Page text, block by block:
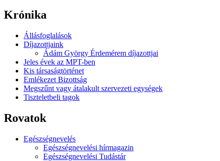
Krónika
Állásfoglalások
Díjazottjaink
Ádám György Érdemérem díjazottjai
Jeles évek az MPT-ben
Kis társaságtörténet
Emlékezet Bizottság
Megszűnt vagy átalakult szervezeti egységek
Tiszteletbeli tagok
Rovatok
Egészségnevelés
Egészségnevelési hírmagazin
Egészségnevelési Tudástár